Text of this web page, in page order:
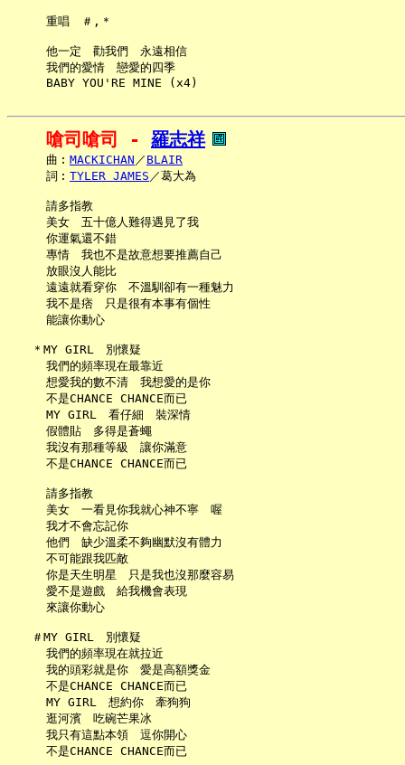
     重唱　＃,＊
     他一定　勸我們　永遠相信
     我們的愛情　戀愛的四季
嗆司嗆司 - 羅志祥
     曲︰
MACKICHAN ／ BLAIR
     詞︰
TYLER JAMES ／葛大為
     請多指教
     美女　五十億人難得遇見了我
     你運氣還不錯
     專情　我也不是故意想要推薦自己
     放眼沒人能比
     遠遠就看穿你　不溫馴卻有一種魅力
     我不是痞　只是很有本事有個性
     能讓你動心
   ＊MY GIRL　別懷疑
     我們的頻率現在最靠近
     想愛我的數不清　我想愛的是你
     不是CHANCE CHANCE而已
     MY GIRL　看仔細　裝深情
     假體貼　多得是蒼蠅
     我沒有那種等級　讓你滿意
     不是CHANCE CHANCE而已
     請多指教
     美女　一看見你我就心神不寧　喔
     我才不會忘記你
     他們　缺少溫柔不夠幽默沒有體力
     不可能跟我匹敵
     你是天生明星　只是我也沒那麼容易
     愛不是遊戲　給我機會表現
     來讓你動心
   ＃MY GIRL　別懷疑
     我們的頻率現在就拉近
     我的頭彩就是你　愛是高額獎金
     不是CHANCE CHANCE而已
     MY GIRL　想約你　牽狗狗
     逛河濱　吃碗芒果冰
     我只有這點本領　逗你開心
     不是CHANCE CHANCE而已